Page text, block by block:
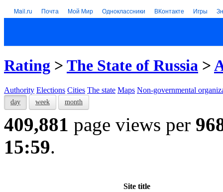
Mail.ru Почта Мой Мир Одноклассники ВКонтакте Игры
Rating > The State of Russia >
Authority Elections Cities The state Maps Non-governmental
day week month
409,881 page views per
15:59.
Site title